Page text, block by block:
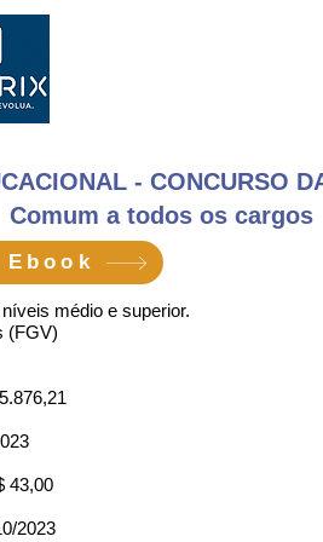
- CONCURSO
Comum a todos os cargos
médio e superior.
(FGV)
43,00
2023